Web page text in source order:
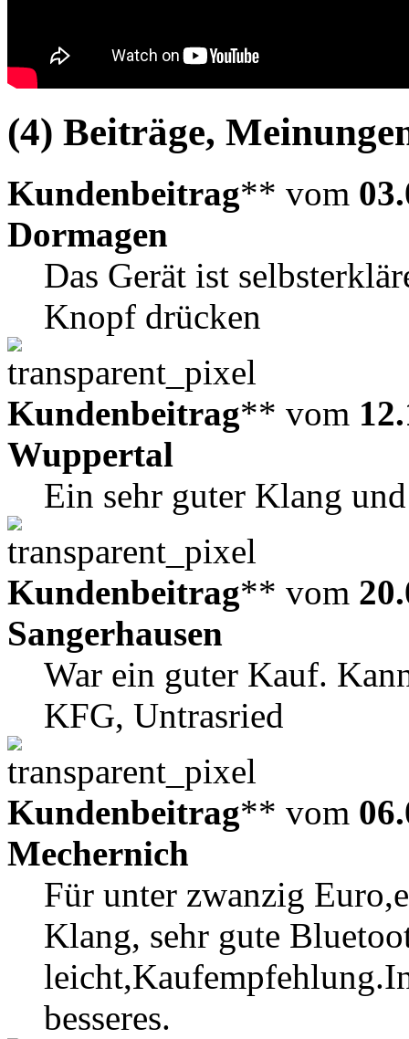
(4) Beiträge,
Kundenbeitrag** vom
Dormagen
Das Gerät ist
Knopf drücken
Kundenbeitrag** vom
Wuppertal
Ein sehr guter Klang
Kundenbeitrag** vom
Sangerhausen
War ein guter Kauf.
KFG, Untrasried
Kundenbeitrag** vom
Mechernich
Für unter zwanzig
Klang, sehr gute
besseres.